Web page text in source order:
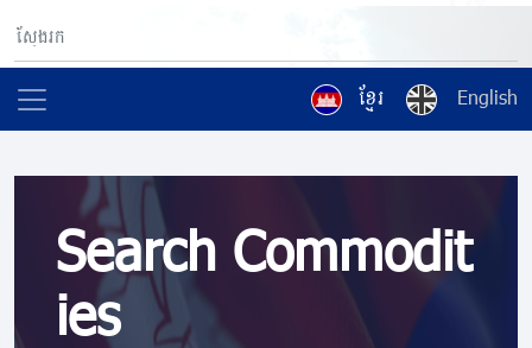
ខ្មែរ English
Search Commodit
ies